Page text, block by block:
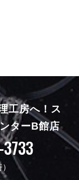
工房へ！ ス
ターB館店